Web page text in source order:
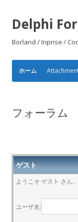
Delphi
Borland / Inprise /
ホーム
フォーラム
ゲスト
ようこそ ゲスト さん
ユーザ名: